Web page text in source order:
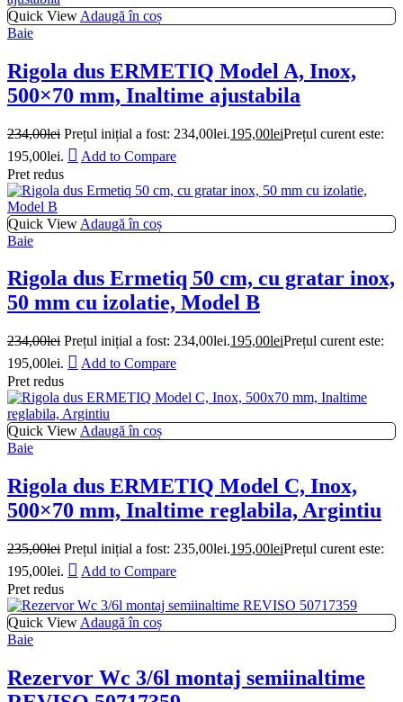
Quick View Adaugă în coș
Baie
Rigola dus ERMETIQ Model A, Inox,
500×70 mm, Inaltime ajustabila
234,00lei Prețul inițial a fost: 234,00lei.195,00leiPrețul curent este:
195,00lei.
Add to Compare
Pret redus
Quick View Adaugă în coș
Baie
Rigola dus Ermetiq 50 cm, cu gratar inox,
50 mm cu izolatie, Model B
234,00lei Prețul inițial a fost: 234,00lei.195,00leiPrețul curent este:
195,00lei.
Add to Compare
Pret redus
Quick View Adaugă în coș
Baie
Rigola dus ERMETIQ Model C, Inox,
500×70 mm, Inaltime reglabila, Argintiu
235,00lei Prețul inițial a fost: 235,00lei.195,00leiPrețul curent este:
195,00lei.
Add to Compare
Pret redus
Quick View Adaugă în coș
Baie
Rezervor Wc 3/6l montaj semiinaltime